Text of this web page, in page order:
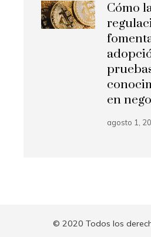
Cómo
en
agosto 1,
© 2020 Todos los